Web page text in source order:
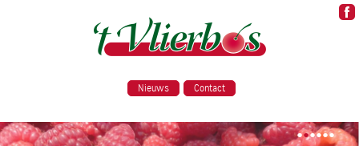
Nieuws Contact
••••••